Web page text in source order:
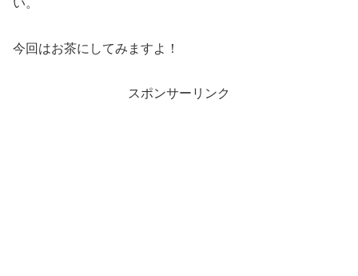
今回はお茶にしてみますよ！
スポンサーリンク